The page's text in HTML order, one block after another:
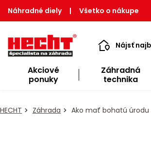
Náhradné diely | Všetko o nákupe
Nájsť
Akciové
ponuky
Záhradná
technika
HECHT Záhrada Ako mať bohatú úrodu